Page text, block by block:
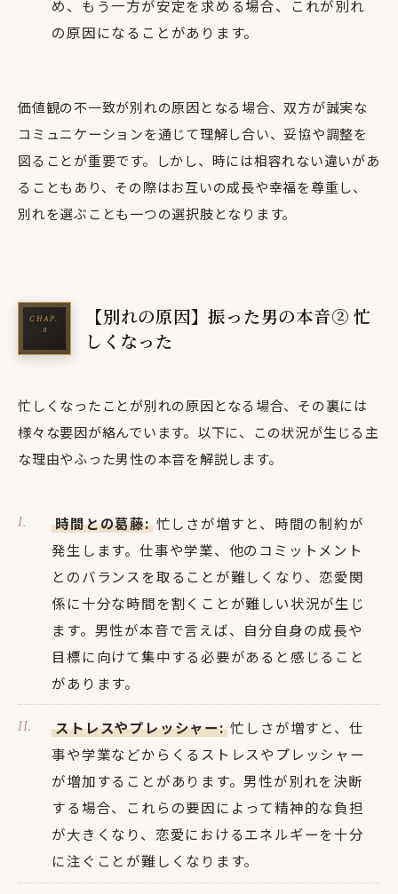
め、もう一方が安定を求める場合、これが別れ
の原因になることがあります。
価値観の不一致が別れの原因となる場合、双方が誠実な
コミュニケーションを通じて理解し合い、妥協や調整を
図ることが重要です。しかし、時には相容れない違いがあ
ることもあり、その際はお互いの成長や幸福を尊重し、
別れを選ぶことも一つの選択肢となります。
【別れの原因】振った男の本音② 忙
しくなった
忙しくなったことが別れの原因となる場合、その裏には
様々な要因が絡んでいます。以下に、この状況が生じる主
な理由やふった男性の本音を解説します。
時間との葛藤:忙しさが増すと、時間の制約が
発生します。仕事や学業、他のコミットメント
とのバランスを取ることが難しくなり、恋愛関
係に十分な時間を割くことが難しい状況が生じ
ます。男性が本音で言えば、自分自身の成長や
目標に向けて集中する必要があると感じること
があります。
ストレスやプレッシャー:忙しさが増すと、仕
事や学業などからくるストレスやプレッシャー
が増加することがあります。男性が別れを決断
する場合、これらの要因によって精神的な負担
が大きくなり、恋愛におけるエネルギーを十分
に注ぐことが難しくなります。